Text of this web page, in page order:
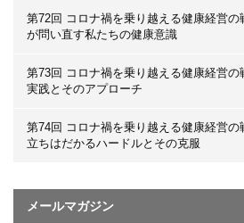
第72回 コロナ禍を乗り越える健康経営の
が問い直す私たちの健康意識
第73回 コロナ禍を乗り越える健康経営
実践とそのアプローチ
第74回 コロナ禍を乗り越える健康経営の
立ちはだかるハードルとその克服
メールマガジン